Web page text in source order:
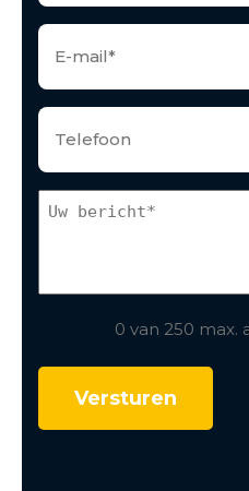
0 van 250 max.